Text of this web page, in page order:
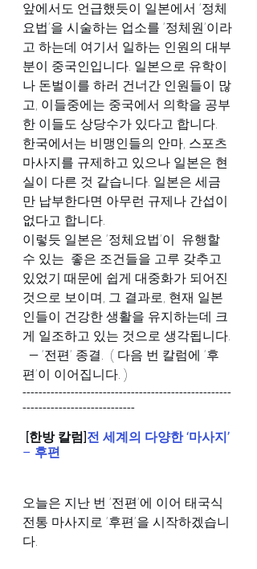
앞에서도 언급했듯이 일본에서 ‘정체
요법’을 시술하는 업소를 ‘정체원’이라
고 하는데 여기서 일하는 인원의 대부
분이 중국인입니다. 일본으로 유학이
나 돈벌이를 하러 건너간 인원들이 많
고, 이들중에는 중국에서 의학을 공부
한 이들도 상당수가 있다고 합니다.
한국에서는 비맹인들의 안마, 스포츠
마사지를 규제하고 있으나 일본은 현
실이 다른 것 같습니다. 일본은 세금
만 납부한다면 아무런 규제나 간섭이
없다고 합니다.
이렇듯 일본은 ‘정체요법’이  유행할
수 있는  좋은 조건들을 고루 갖추고
있었기 때문에 쉽게 대중화가 되어진
것으로 보이며, 그 결과로, 현재 일본
인들이 건강한 생활을 유지하는데 크
게 일조하고 있는 것으로 생각됩니다.
  — ‘전편’ 종결.  ( 다음 번 칼럼에 ‘후
편’이 이어집니다. )
----------------------------------------------------
----------------------------
[한방 칼럼]전 세계의 다양한 ‘마사지’
– 후편
오늘은 지난 번 ‘전편’에 이어 태국식
전통 마사지로 ‘후편’을 시작하겠습니
다.